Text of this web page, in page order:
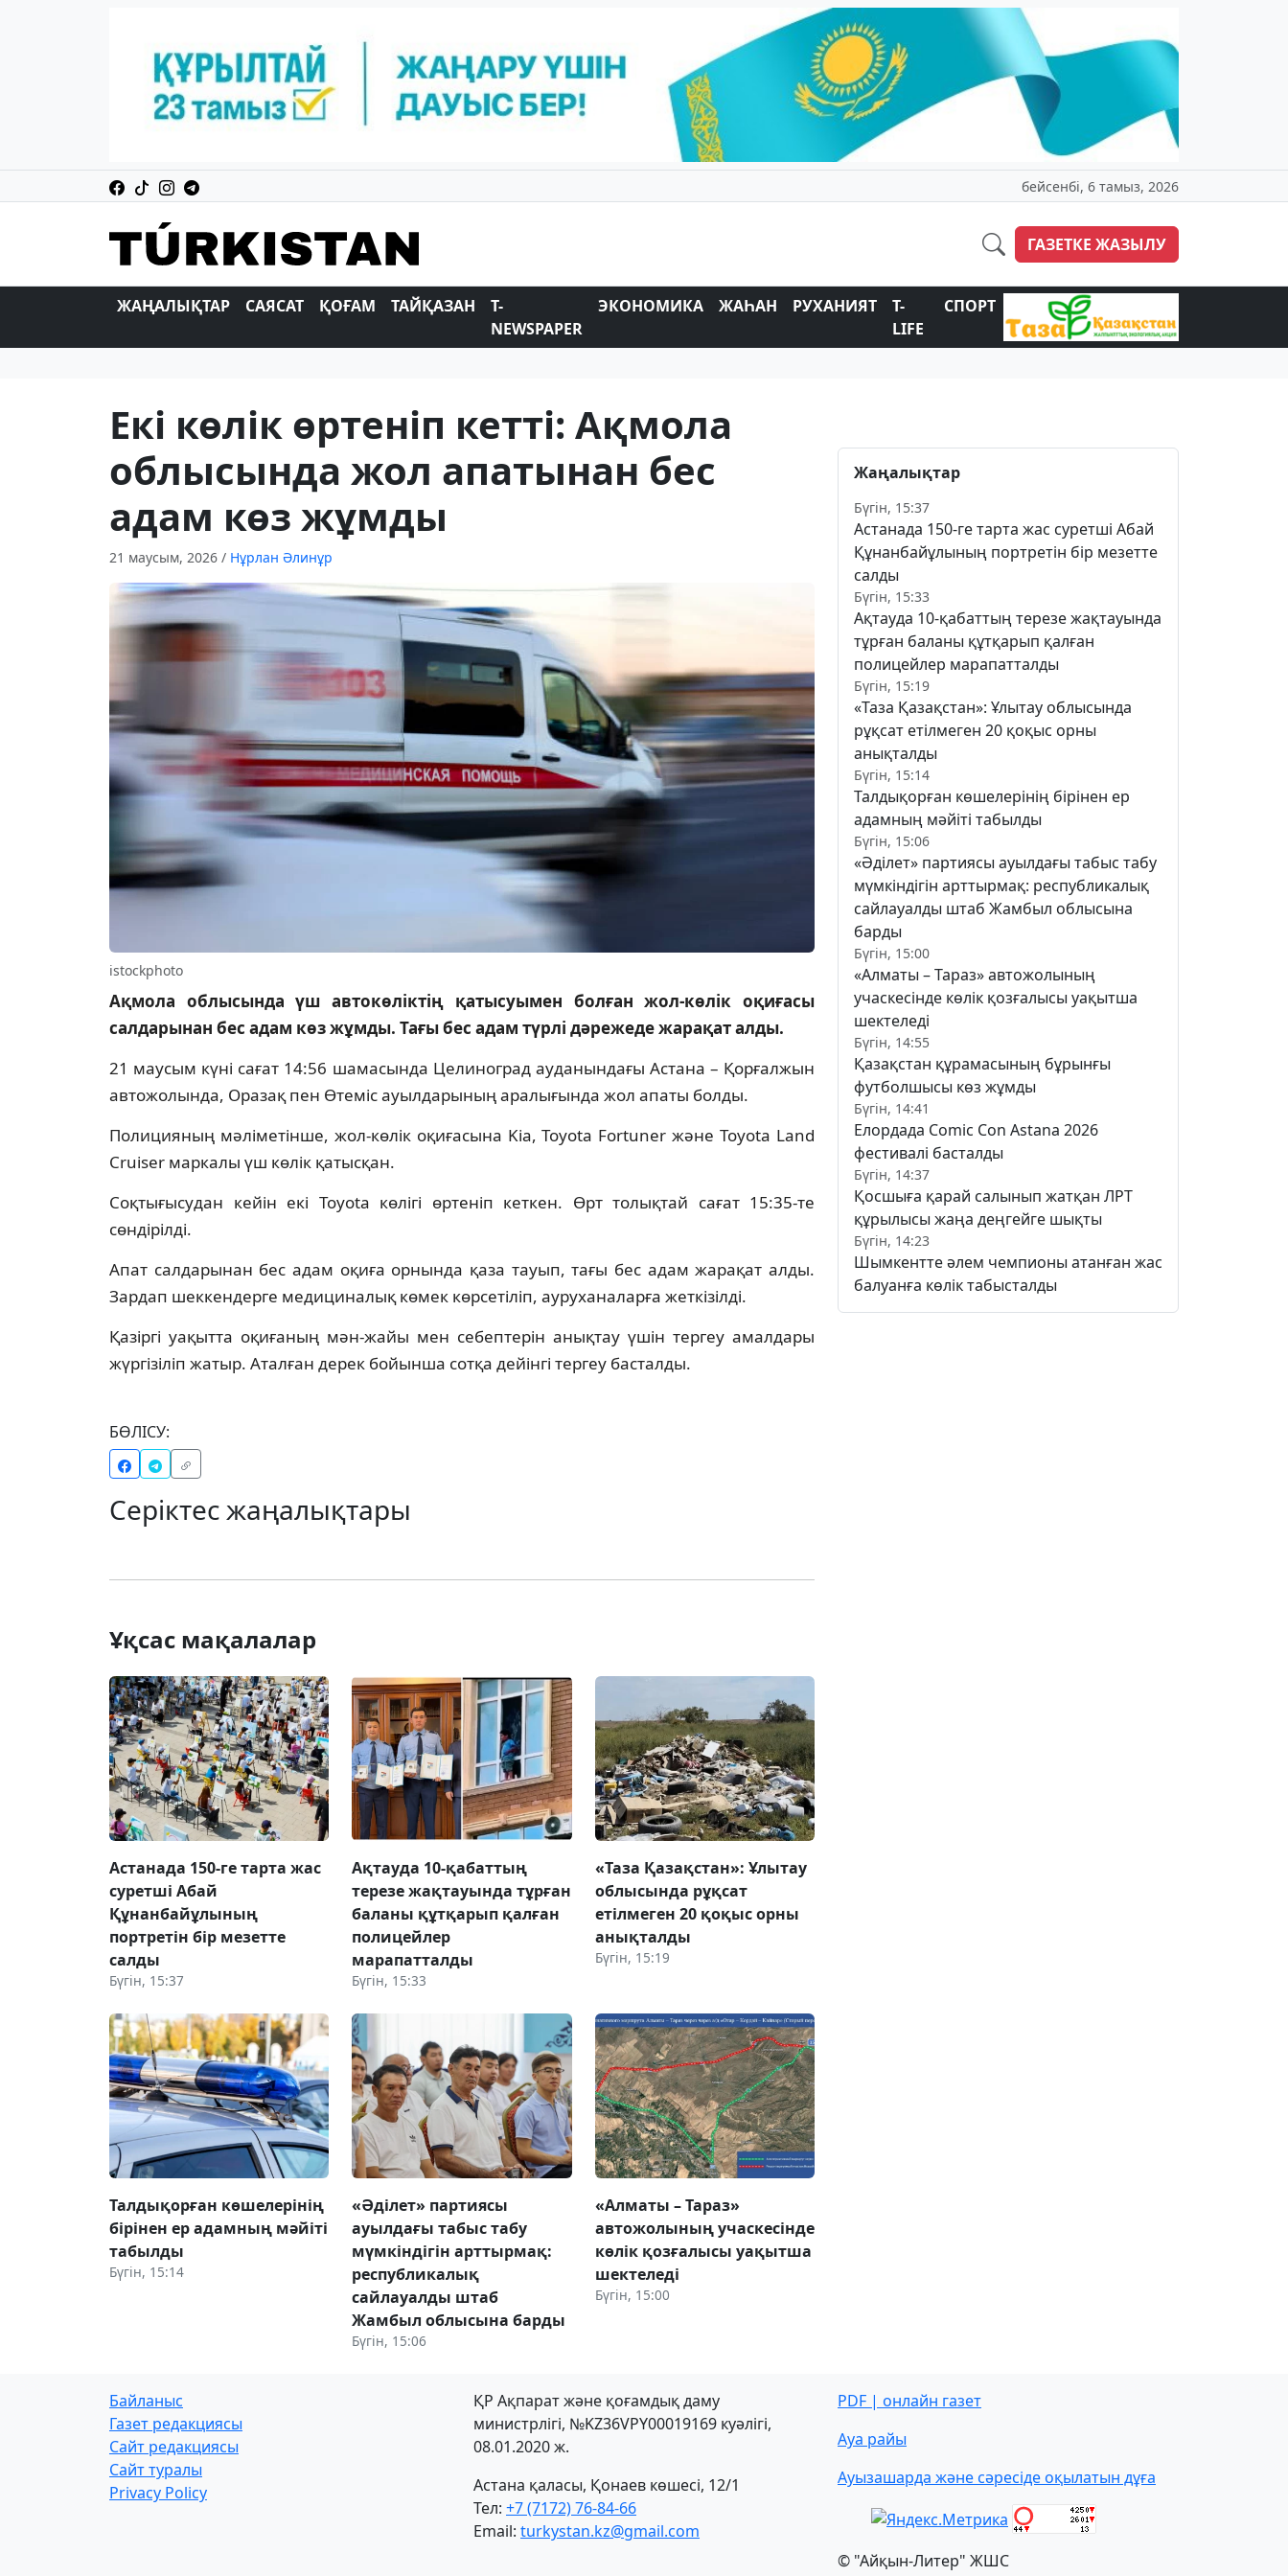
бейсенбі, 6 тамыз, 2026
ГАЗЕТКЕ ЖАЗЫЛУ
ЖАҢАЛЫҚТАР САЯСАТ ҚОҒАМ ТАЙҚАЗАН
T-
NEWSPAPER
ЭКОНОМИКА ЖАҺАН РУХАНИЯТ
T-
LIFE
СПОРТ
Екі көлік өртеніп кетті: Ақмола
облысында жол апатынан бес
адам көз жұмды
21 маусым, 2026 / Нұрлан Әлинұр
istockphoto
Ақмола облысында үш автокөліктің қатысуымен болған жол-көлік оқиғасы
салдарынан бес адам көз жұмды. Тағы бес адам түрлі дәрежеде жарақат алды.
21 маусым күні сағат 14:56 шамасында Целиноград ауданындағы Астана – Қорғалжын
автожолында, Оразақ пен Өтеміс ауылдарының аралығында жол апаты болды.
Полицияның мәліметінше, жол-көлік оқиғасына Kia, Toyota Fortuner және Toyota Land
Cruiser маркалы үш көлік қатысқан.
Соқтығысудан кейін екі Toyota көлігі өртеніп кеткен. Өрт толықтай сағат 15:35-те
сөндірілді.
Апат салдарынан бес адам оқиға орнында қаза тауып, тағы бес адам жарақат алды.
Зардап шеккендерге медициналық көмек көрсетіліп, ауруханаларға жеткізілді.
Қазіргі уақытта оқиғаның мән-жайы мен себептерін анықтау үшін тергеу амалдары
жүргізіліп жатыр. Аталған дерек бойынша сотқа дейінгі тергеу басталды.
БӨЛІСУ:
Серіктес жаңалықтары
Ұқсас мақалалар
Астанада 150-ге тарта жас
суретші Абай
Құнанбайұлының
портретін бір мезетте
салды
Бүгін, 15:37
Ақтауда 10-қабаттың
терезе жақтауында тұрған
баланы құтқарып қалған
полицейлер
марапатталды
Бүгін, 15:33
«Таза Қазақстан»: Ұлытау
облысында рұқсат
етілмеген 20 қоқыс орны
анықталды
Бүгін, 15:19
Талдықорған көшелерінің
бірінен ер адамның мәйіті
табылды
Бүгін, 15:14
«Әділет» партиясы
ауылдағы табыс табу
мүмкіндігін арттырмақ:
республикалық
сайлауалды штаб
Жамбыл облысына барды
Бүгін, 15:06
«Алматы – Тараз»
автожолының учаскесінде
көлік қозғалысы уақытша
шектеледі
Бүгін, 15:00
Жаңалықтар
Бүгін, 15:37
Астанада 150-ге тарта жас суретші Абай
Құнанбайұлының портретін бір мезетте
салды
Бүгін, 15:33
Ақтауда 10-қабаттың терезе жақтауында
тұрған баланы құтқарып қалған
полицейлер марапатталды
Бүгін, 15:19
«Таза Қазақстан»: Ұлытау облысында
рұқсат етілмеген 20 қоқыс орны
анықталды
Бүгін, 15:14
Талдықорған көшелерінің бірінен ер
адамның мәйіті табылды
Бүгін, 15:06
«Әділет» партиясы ауылдағы табыс табу
мүмкіндігін арттырмақ: республикалық
сайлауалды штаб Жамбыл облысына
барды
Бүгін, 15:00
«Алматы – Тараз» автожолының
учаскесінде көлік қозғалысы уақытша
шектеледі
Бүгін, 14:55
Қазақстан құрамасының бұрынғы
футболшысы көз жұмды
Бүгін, 14:41
Елордада Comic Con Astana 2026
фестивалі басталды
Бүгін, 14:37
Қосшыға қарай салынып жатқан ЛРТ
құрылысы жаңа деңгейге шықты
Бүгін, 14:23
Шымкентте әлем чемпионы атанған жас
балуанға көлік табысталды
Байланыс
Газет редакциясы
Сайт редакциясы
Сайт туралы
Privacy Policy
ҚР Ақпарат және қоғамдық даму
министрлігі, №KZ36VPY00019169 куәлігі,
08.01.2020 ж.
Астана қаласы, Қонаев көшесі, 12/1
Тел: +7 (7172) 76-84-66
Email: turkystan.kz@gmail.com
PDF | онлайн газет
Ауа райы
Ауызашарда және сәресіде оқылатын дұға
© "Айқын-Литер" ЖШС